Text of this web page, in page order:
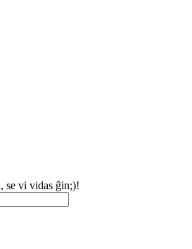
se vi vidas ĝin;)!